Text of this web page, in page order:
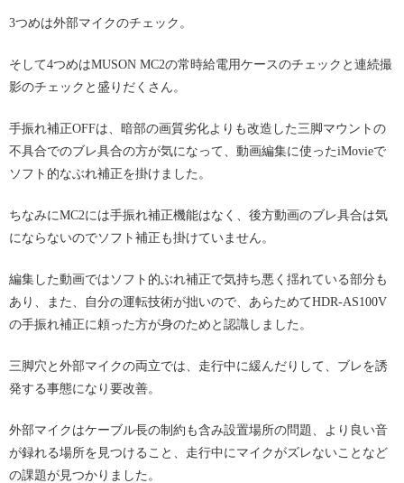
3つめは外部マイクのチェック。
そして4つめはMUSON MC2の常時給電用ケースのチェックと連続撮
影のチェックと盛りだくさん。
手振れ補正OFFは、暗部の画質劣化よりも改造した三脚マウントの
不具合でのブレ具合の方が気になって、動画編集に使ったiMovieで
ソフト的なぶれ補正を掛けました。
ちなみにMC2には手振れ補正機能はなく、後方動画のブレ具合は気
にならないのでソフト補正も掛けていません。
編集した動画ではソフト的ぶれ補正で気持ち悪く揺れている部分も
あり、また、自分の運転技術が拙いので、あらためてHDR-AS100V
の手振れ補正に頼った方が身のためと認識しました。
三脚穴と外部マイクの両立では、走行中に緩んだりして、ブレを誘
発する事態になり要改善。
外部マイクはケーブル長の制約も含み設置場所の問題、より良い音
が録れる場所を見つけること、走行中にマイクがズレないことなど
の課題が見つかりました。